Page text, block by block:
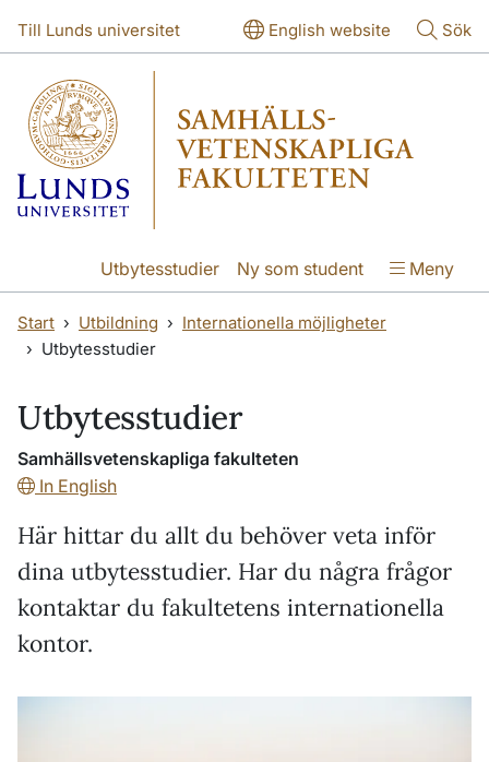
Till Lunds universitet English website Sök
Utbytesstudier Ny som student Meny
Start Utbildning
Internationella möjligheter
Utbytesstudier
Utbytesstudier
Samhällsvetenskapliga fakulteten
In English
Här hittar du allt du behöver veta inför
dina utbytesstudier. Har du några frågor
kontaktar du fakultetens internationella
kontor.